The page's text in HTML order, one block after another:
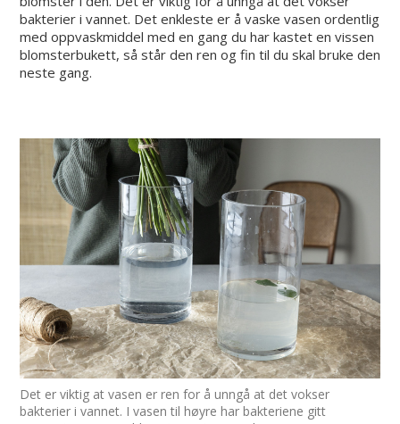
bakterier i vannet. Det enkleste er å vaske vasen ordentlig
med oppvaskmiddel med en gang du har kastet en vissen
blomsterbukett, så står den ren og fin til du skal bruke den
neste gang.
Det er viktig at vasen er ren for å unngå at det vokser
bakterier i vannet. I vasen til høyre har bakteriene gitt